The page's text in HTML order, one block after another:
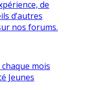
de
d’autres
nos forums.
mois
Jeunes